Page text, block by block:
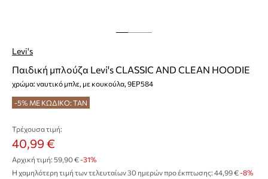
Levi's
Παιδική μπλούζα Levi's CLASSIC AND CLEAN HOODIE
χρώμα: ναυτικό μπλε, με κουκούλα, 9EP584
-5% ΜΕ ΚΩΔΙΚΟ: TAN
Τρέχουσα τιμή:
40,99 €
Αρχική τιμή: 59,90 €-31%
Η χαμηλότερη τιμή των τελευταίων 30 ημερών προ έκπτωσης: 44,99 € -8%